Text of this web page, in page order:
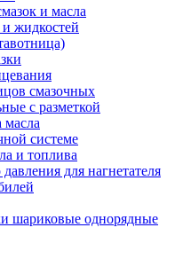
и масла
жидкостей
смазочных
с разметкой
масла
системе
и топлива
для нагнетателя
шариковые однорядные